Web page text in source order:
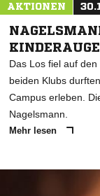
AKTIONEN
Das Los fiel auf
beiden Klubs
Campus erleben.
Nagelsmann.
Mehr lesen